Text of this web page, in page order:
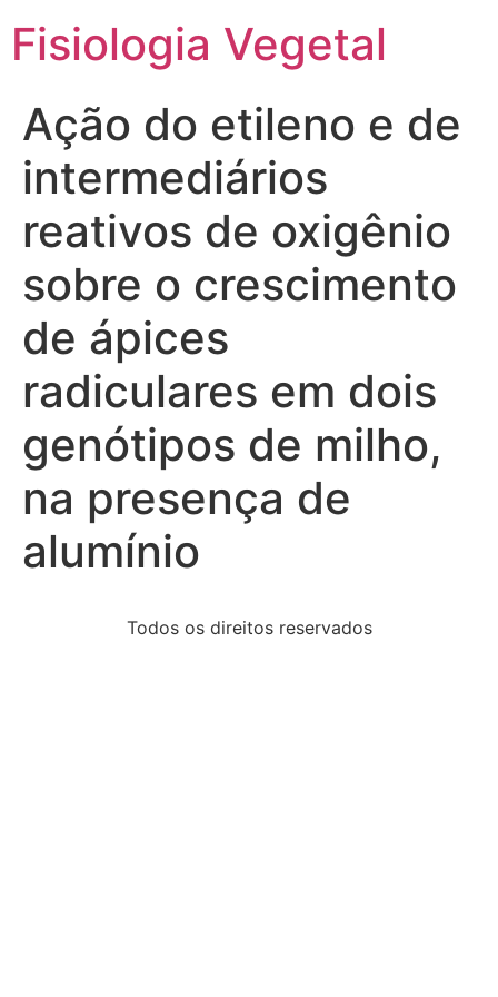
Fisiologia Vegetal
Ação do etileno e de
intermediários
reativos de oxigênio
sobre o crescimento
de ápices
radiculares em dois
genótipos de milho,
na presença de
alumínio
Todos os direitos reservados